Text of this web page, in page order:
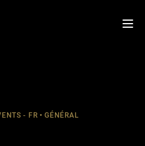
- FR GÉNÉRAL